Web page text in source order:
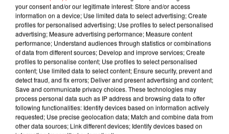
LES INTERVIEWS CHANTE
FRANCE
Voir plus
your consent and/or our legitimate interest: Store and/or access
information on a device; Use limited data to select advertising; Create
profiles for personalised advertising; Use profiles to select personalised
advertising; Measure advertising performance; Measure content
performance; Understand audiences through statistics or combinations
of data from different sources; Develop and improve services; Create
profiles to personalise content; Use profiles to select personalised
content; Use limited data to select content; Ensure security, prevent and
detect fraud, and fix errors; Deliver and present advertising and content;
Save and communicate privacy choices. These technologies may
process personal data such as IP address and browsing data to offer
following functionalities: Identify devices based on information actively
requested; Use precise geolocation data; Match and combine data from
other data sources; Link different devices; Identify devices based on